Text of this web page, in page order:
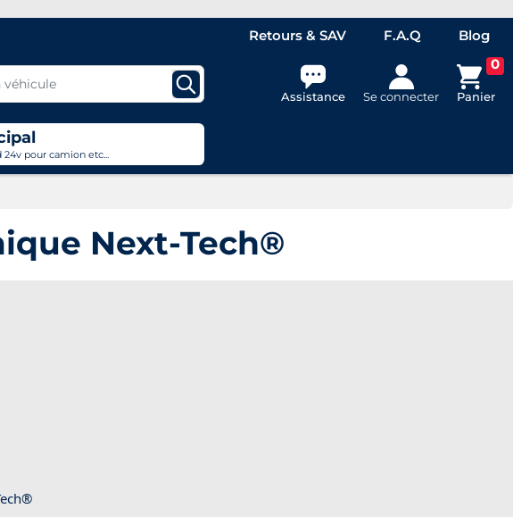
Retours & SAV F.A.Q Blog
Assistance Se connecter
0
Panier
pour camion etc...
Next-Tech®